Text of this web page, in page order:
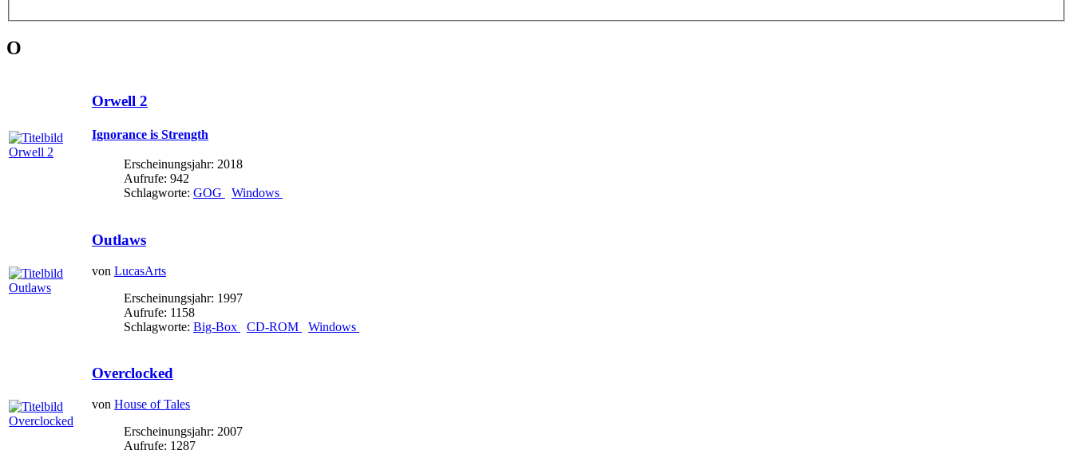
O
Orwell 2
Ignorance is Strength
Erscheinungsjahr: 2018
Aufrufe: 942
Schlagworte: GOG Windows
Outlaws
von LucasArts
Erscheinungsjahr: 1997
Aufrufe: 1158
Schlagworte: Big-Box CD-ROM Windows
Overclocked
von House of Tales
Erscheinungsjahr: 2007
Aufrufe: 1287